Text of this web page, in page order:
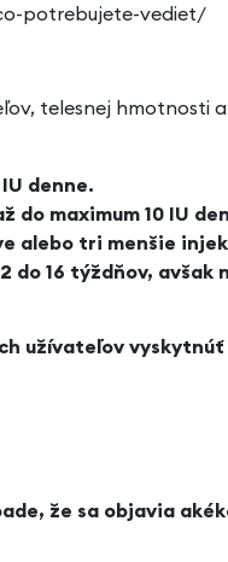
potrebujete-vediet/
telesnej hmotnosti
denne.
maximum 10 IU
alebo tri menšie
do 16 týždňov,
užívateľov
že sa objavia